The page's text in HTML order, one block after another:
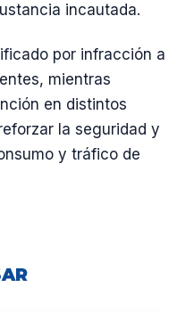
incautada.
por infracción a
mientras
en distintos
la seguridad y
y tráfico de